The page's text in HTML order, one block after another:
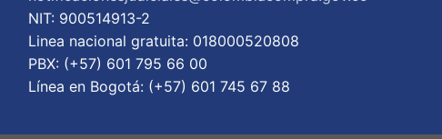
NIT: 900514913-2
Linea nacional gratuita: 018000520808
PBX: (+57) 601 795 66 00
Lí­nea en Bogotá: (+57) 601 745 67 88